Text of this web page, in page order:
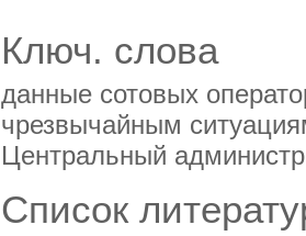
Ключ. слова
данные сотовых
чрезвычайным
Центральный
Список